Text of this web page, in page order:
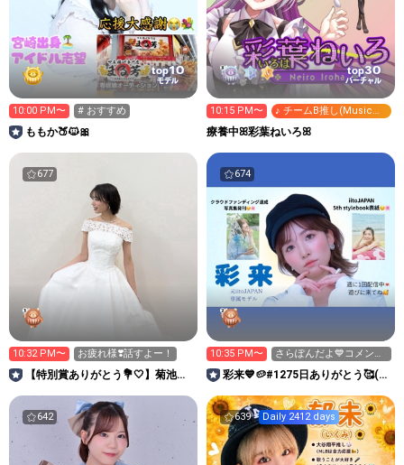
top10
モデル
10:00 PM〜 # おすすめ
ももか🍑🐱🎀
top30
バーチャル
10:15 PM〜
♪ チームB推し(Music
Video Request 2012
ver.)
療養中ꕤ彩葉ねいろꕤ
677
10:32 PM〜 お疲れ様❣️話すよー！
【特別賞ありがとう💐🤍】菊池瞳
674
10:35 PM〜
さらぽんだよ💙コメント
してね☺️23:30〆
彩来💙🥔#1275日ありがとう🥰(元
642 639 Daily 2412 days